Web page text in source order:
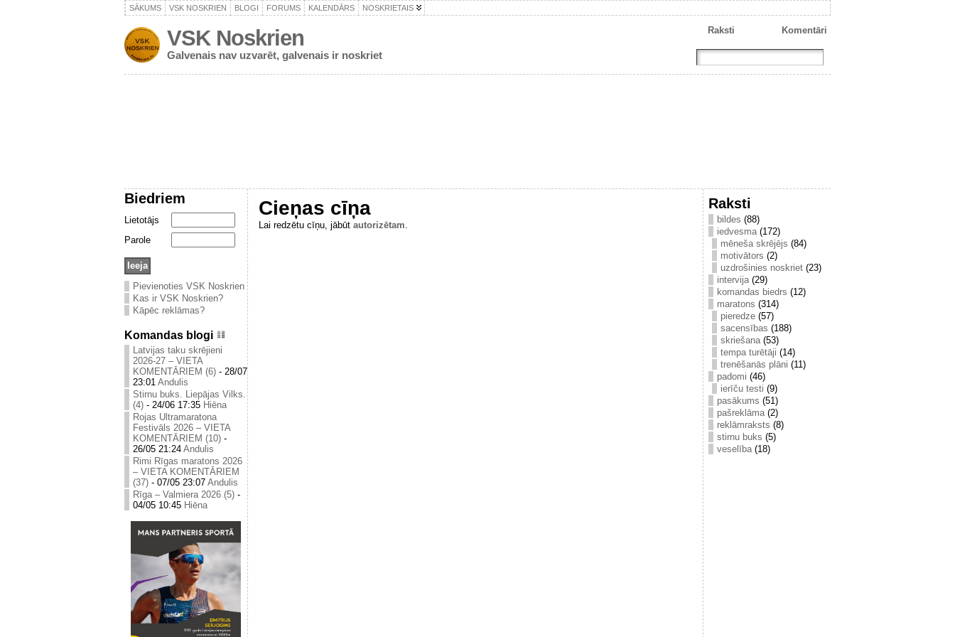
SĀKUMS VSK NOSKRIEN BLOGI FORUMS KALENDĀRS NOSKRIETAIS
VSK Noskrien
Galvenais nav uzvarēt, galvenais ir noskriet
Komentāri
Raksti
Biedriem
Lietotājs
Parole
Pievienoties VSK Noskrien
Kas ir VSK Noskrien?
Kāpēc reklāmas?
Komandas blogi
Latvijas taku skrējieni
2026-27 – VIETA
KOMENTĀRIEM (6) - 28/07
23:01 Andulis
Stirnu buks. Liepājas Vilks.
(4) - 24/06 17:35 Hiēna
Rojas Ultramaratona
Festivāls 2026 – VIETA
KOMENTĀRIEM (10) -
26/05 21:24 Andulis
Rimi Rīgas maratons 2026
– VIETA KOMENTĀRIEM
(37) - 07/05 23:07 Andulis
Rīga – Valmiera 2026 (5) -
04/05 10:45 Hiēna
Cieņas cīņa
Lai redzētu cīņu, jābūt autorizētam.
Raksti
bildes (88)
iedvesma(172)
mēneša skrējējs (84)
motivātors (2)
uzdrošinies noskriet (23)
intervija(29)
komandas biedrs (12)
maratons (314)
pieredze (57)
sacensības (188)
skriešana(53)
tempa turētāji (14)
trenēšanās plāni (11)
padomi (46)
ierīču testi (9)
pasākums (51)
pašreklāma(2)
reklāmraksts (8)
stirnu buks (5)
veselība(18)